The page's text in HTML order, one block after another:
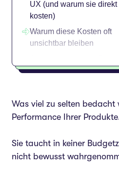
UX (und warum sie direkt
kosten)
Warum diese Kosten oft
unsichtbar bleiben
der UX-Kosten
In 2 Wochen messbare
Verbesserungen erzielen
Was viel zu selten bedacht
Performance Ihrer
Sie taucht in keiner
nicht bewusst